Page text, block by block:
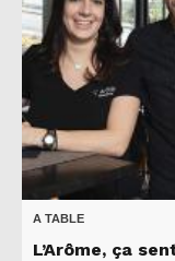
A TABLE
L’Arôme, ça